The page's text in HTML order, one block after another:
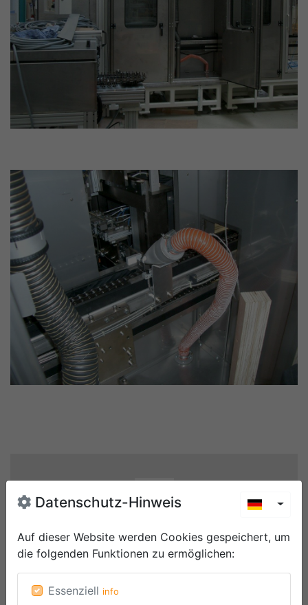
Fallbericht zum Download
Datenschutz-Hinweis
Auf dieser Website werden Cookies gespeichert, um
die folgenden Funktionen zu ermöglichen:
Essenziell info